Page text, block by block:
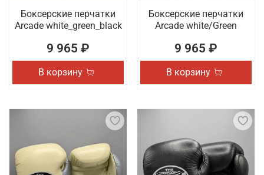
Боксерские перчатки
Arcade white_green_black
9 965 ₽
В корзину
Боксерские перчатки
Arcade white/Green
9 965 ₽
В корзину